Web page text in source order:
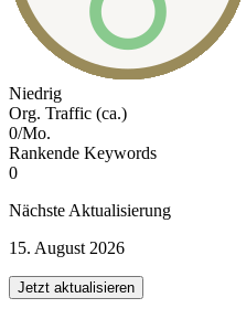
Niedrig
Org. Traffic (ca.)
0/Mo.
Rankende Keywords
0
Nächste Aktualisierung
15. August 2026
Jetzt aktualisieren